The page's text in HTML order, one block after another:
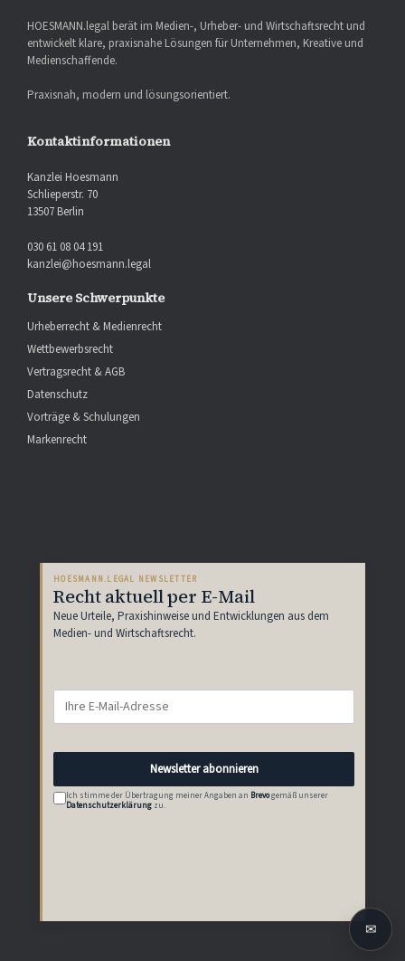
HOESMANN.legal berät im Medien-, Urheber- und Wirtschaftsrecht und
entwickelt klare, praxisnahe Lösungen für Unternehmen, Kreative und
Medienschaffende.
Praxisnah, modern und lösungsorientiert.
Kontaktinformationen
Kanzlei Hoesmann
Schlieperstr. 70
13507 Berlin
030 61 08 04 191
kanzlei@hoesmann.legal
Unsere Schwerpunkte
Urheberrecht & Medienrecht
Wettbewerbsrecht
Vertragsrecht & AGB
Datenschutz
Vorträge & Schulungen
Markenrecht
HOESMANN.LEGAL NEWSLETTER
Recht aktuell per E-Mail
Neue Urteile, Praxishinweise und Entwicklungen aus dem
Medien- und Wirtschaftsrecht.
Mail-
Adresse
Newsletter abonnieren
Ich stimme der Übertragung meiner Angaben an Brevogemäß unserer
Datenschutzerklärung zu.
✉